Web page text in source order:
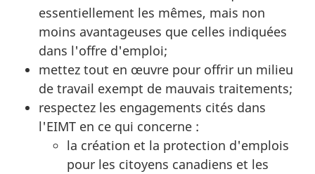
essentiellement les mêmes, mais non
moins avantageuses que celles indiquées
dans l'offre d'emploi;
mettez tout en œuvre pour offrir un milieu
de travail exempt de mauvais traitements;
respectez les engagements cités dans
l'EIMT en ce qui concerne :
la création et la protection d'emplois
pour les citoyens canadiens et les